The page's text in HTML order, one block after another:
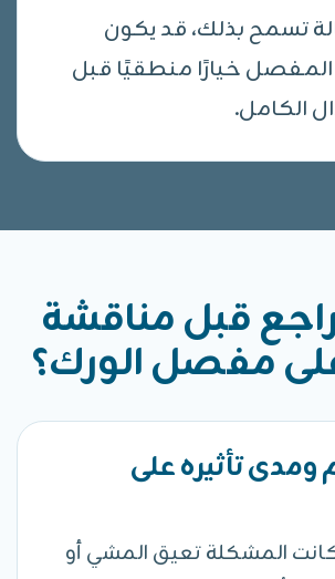
تسمح بذلك، قد يكون
خيارًا منطقيًا قبل
الكامل.
قبل مناقشة
مفصل الورك؟
ومدى تأثيره على
المشكلة تعيق المشي أو